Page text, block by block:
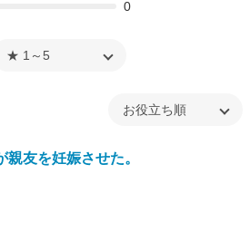
0
親友を妊娠させた。